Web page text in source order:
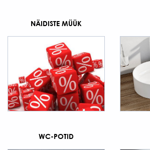
NÄIDISTE MÜÜK
WC-POTID